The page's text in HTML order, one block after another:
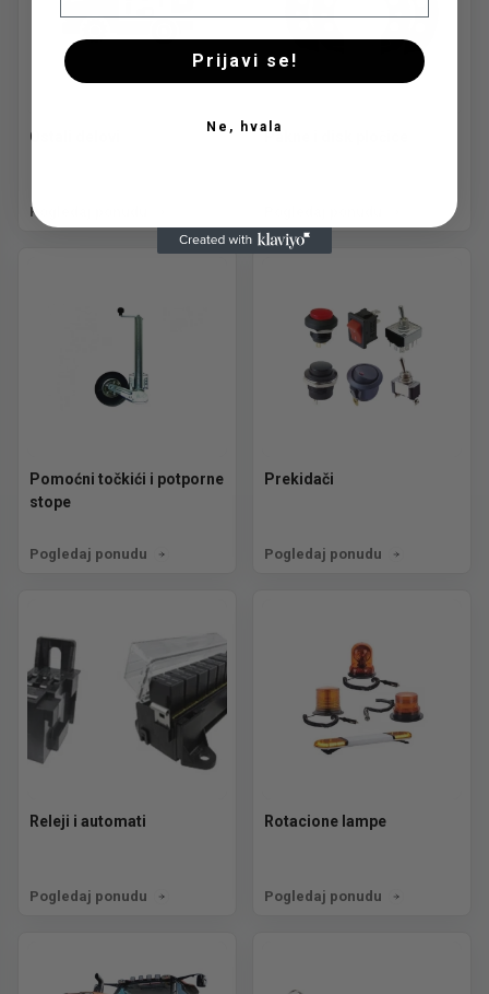
Ostali delovi
Pogledaj ponudu
Pakne i disk pločice
Pomoćni točkići i potporne
stope
Pogledaj ponudu
Prekidači
Pogledaj ponudu
Releji i automati
Pogledaj ponudu
Rotacione lampe
Pogledaj ponudu
Prijavi se!
Ne, hvala